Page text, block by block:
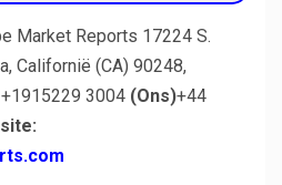
Market Reports 17224 S.
Californië (CA) 90248,
+1915229 3004 (Ons)+44